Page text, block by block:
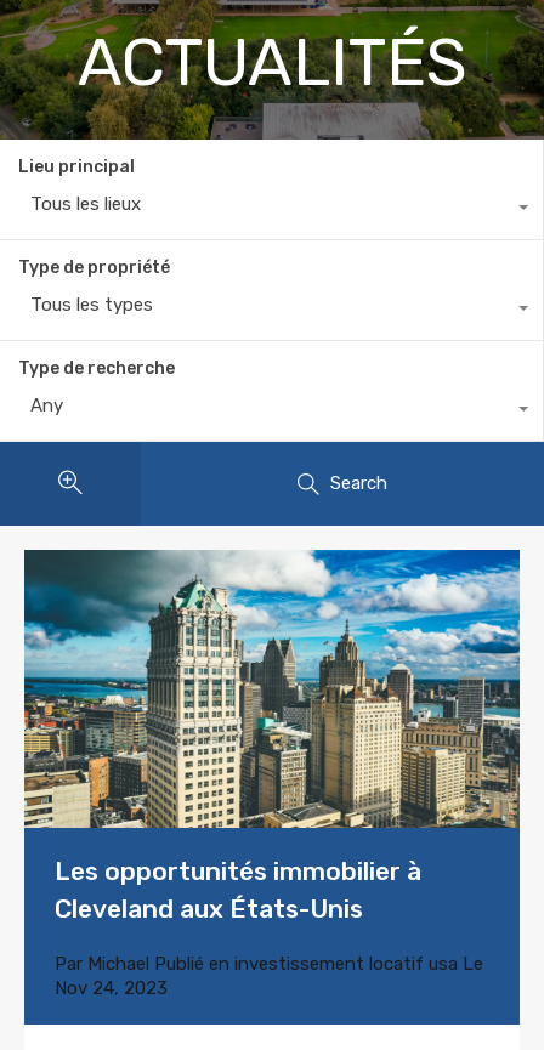
ACTUALITÉS
Lieu principal
Tous les lieux
Type de propriété
Tous les types
Type de recherche
Any
Search
Les opportunités immobilier à
Cleveland aux États-Unis
Par Michael Publié en investissement locatif usa Le
Nov 24, 2023